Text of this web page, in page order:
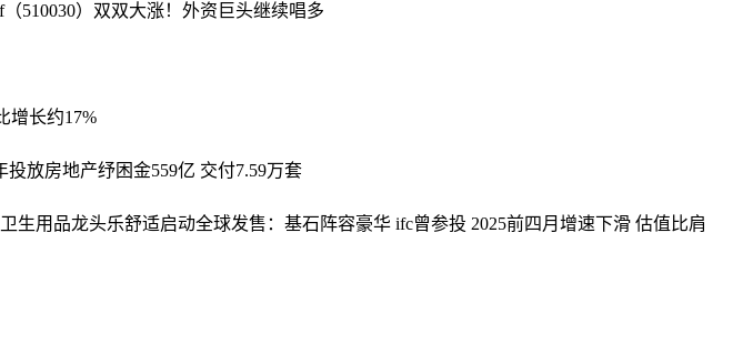
510030）双双大涨！外资巨头继续唱多
增长约17%
放房地产纾困金559亿 交付7.59万套
生用品龙头乐舒适启动全球发售：基石阵容豪华 ifc曾参投 2025前四月增速下滑 估值比肩